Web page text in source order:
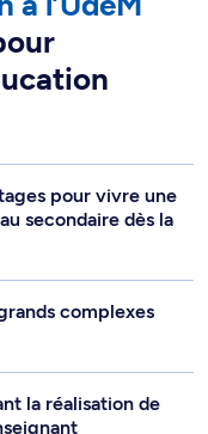
pour vivre une
secondaire dès la
complexes
la réalisation de